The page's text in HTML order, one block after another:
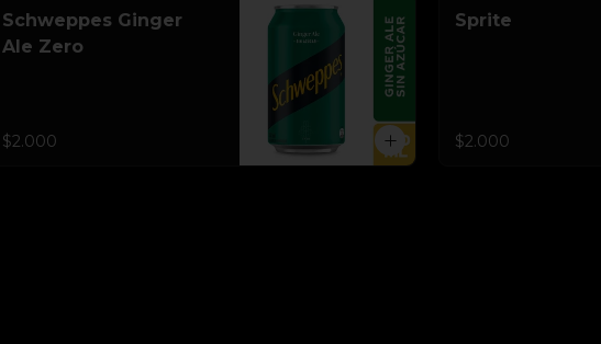
Schweppes Ginger
Ale Zero
$2.000
Sprite
$2.000